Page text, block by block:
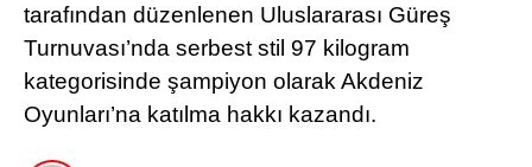
tarafından düzenlenen Uluslararası Güreş
Turnuvası’nda serbest stil 97 kilogram
kategorisinde şampiyon olarak Akdeniz
Oyunları’na katılma hakkı kazandı.